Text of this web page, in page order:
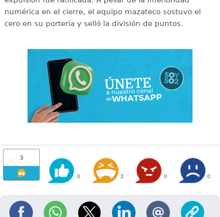
numérica en el cierre, el equipo mazateco sostuvo el
cero en su portería y selló la división de puntos.
3
0 3 0 0